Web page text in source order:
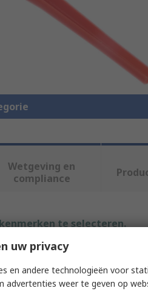
Wetgeving en
compliance
te selecteren.
Waarde
Deutsch
uw privacy
en andere technologieën voor
advertenties weer te geven op